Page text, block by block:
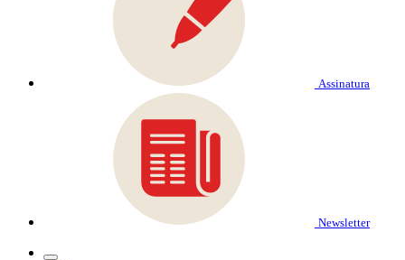
Assinatura
Newsletter